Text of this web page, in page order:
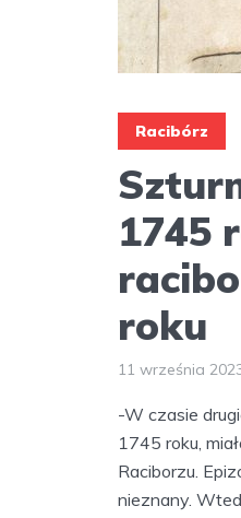
Racibórz
1745
roku
11 września
-W czasie
1745 roku,
Raciborzu.
nieznany.